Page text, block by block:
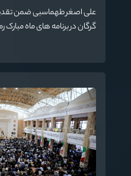
علی اصغر طهماسبی ضمن
گرگان در برنامه های ماه
:زمینه
مراسم و امثال آن مرهون